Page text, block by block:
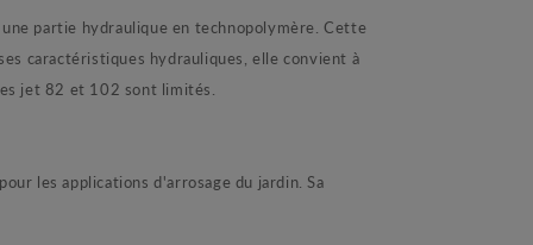
partie hydraulique en technopolymère. Cette
caractéristiques hydrauliques, elle convient à
jet 82 et 102 sont limités.
les applications d'arrosage du jardin. Sa